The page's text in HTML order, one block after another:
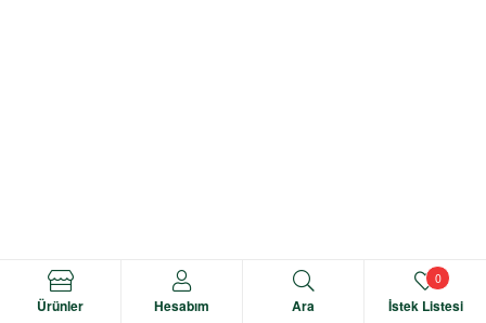
Ürünler Hesabım Ara İstek Listesi
0